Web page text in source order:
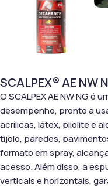
SCALPEX® AE NW
O SCALPEX AE NW NG é
desempenho, pronto a
acrílicas, látex, pliolite e
tijolo, paredes,
formato em spray,
acesso. Além disso, a
verticais e horizontais,